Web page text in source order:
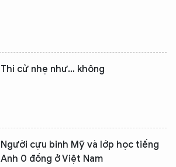
Thi cử nhẹ như… không
Người cựu binh Mỹ và lớp học tiếng
Anh 0 đồng ở Việt Nam